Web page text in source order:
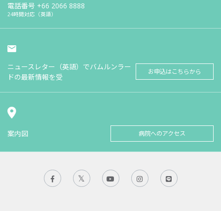
電話番号 +66 2066 8888
24時間対応（英語）
ニュースレター（英語）でバムルンラー
ドの最新情報を受
お申込はこちらから
案内図 病院へのアクセス